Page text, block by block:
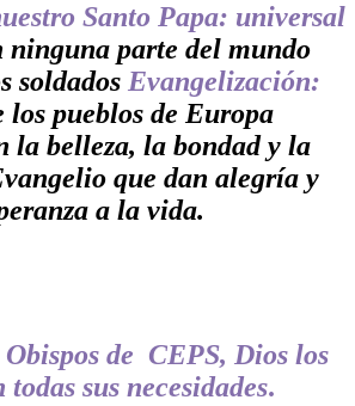
Santo Papa: universal
ninguna parte del mundo
soldados Evangelización:
los pueblos de Europa
la belleza, la bondad y la
que dan alegría y
a la vida.
de CEPS, Dios los
todas sus necesidades.